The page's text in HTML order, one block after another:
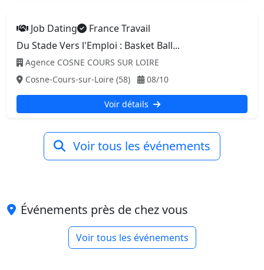
Job Dating
France Travail
Du Stade Vers l'Emploi : Basket Ball...
Agence COSNE COURS SUR LOIRE
Cosne-Cours-sur-Loire (58)
08/10
Voir détails
Voir tous les événements
Événements près de chez vous
Voir tous les événements